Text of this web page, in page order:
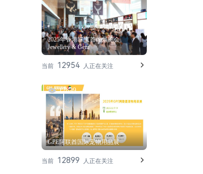
2025年香港珠宝首饰展览会
Jewellery & Gem
当前 12954 人正在关注
12899
GPE阿联酋国际宠物用品展
当前 12899 人正在关注